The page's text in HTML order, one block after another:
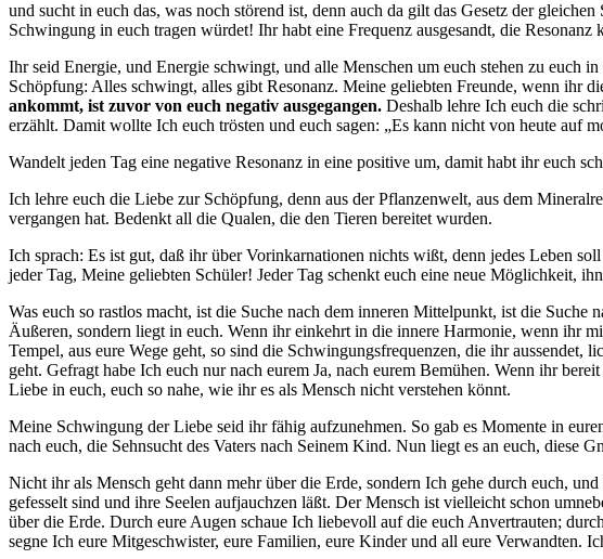
und sucht in euch das, was noch störend ist, denn auch da gilt das Gesetz der
Schwingung in euch tragen würdet! Ihr habt eine Frequenz ausgesandt, die
Ihr seid Energie, und Energie schwingt, und alle Menschen um euch stehen zu euch
Schöpfung: Alles schwingt, alles gibt Resonanz. Meine geliebten Freunde, wenn ihr
ankommt, ist zuvor von euch negativ ausgegangen. Deshalb lehre Ich euch die
erzählt. Damit wollte Ich euch trösten und euch sagen: „Es kann nicht von heute auf
Wandelt jeden Tag eine negative Resonanz in eine positive um, damit habt ihr euch
Ich lehre euch die Liebe zur Schöpfung, denn aus der Pflanzenwelt, aus dem
vergangen hat. Bedenkt all die Qualen, die den Tieren bereitet wurden.
Ich sprach: Es ist gut, daß ihr über Vorinkarnationen nichts wißt, denn jedes Leben
jeder Tag, Meine geliebten Schüler! Jeder Tag schenkt euch eine neue Möglichkeit,
Was euch so rastlos macht, ist die Suche nach dem inneren Mittelpunkt, ist die
Äußeren, sondern liegt in euch. Wenn ihr einkehrt in die innere Harmonie, wenn ihr
Tempel, aus eure Wege geht, so sind die Schwingungsfrequenzen, die ihr
geht. Gefragt habe Ich euch nur nach eurem Ja, nach eurem Bemühen. Wenn ihr
Liebe in euch, euch so nahe, wie ihr es als Mensch nicht verstehen könnt.
Meine Schwingung der Liebe seid ihr fähig aufzunehmen. So gab es Momente in
nach euch, die Sehnsucht des Vaters nach Seinem Kind. Nun liegt es an euch, diese
Nicht ihr als Mensch geht dann mehr über die Erde, sondern Ich gehe durch euch, und
gefesselt sind und ihre Seelen aufjauchzen läßt. Der Mensch ist vielleicht schon
über die Erde. Durch eure Augen schaue Ich liebevoll auf die euch Anvertrauten;
segne Ich eure Mitgeschwister, eure Familien, eure Kinder und all eure Verwandten.